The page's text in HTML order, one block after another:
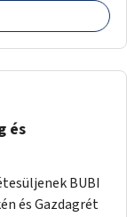
megállókat.
és
BUBI
és Gazdagrét